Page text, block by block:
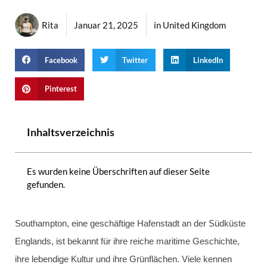
Rita Januar 21, 2025 in United Kingdom
Facebook Twitter LinkedIn
Pinterest
Inhaltsverzeichnis
Es wurden keine Überschriften auf dieser Seite
gefunden.
Southampton, eine geschäftige Hafenstadt an der Südküste
Englands, ist bekannt für ihre reiche maritime Geschichte,
ihre lebendige Kultur und ihre Grünflächen. Viele kennen